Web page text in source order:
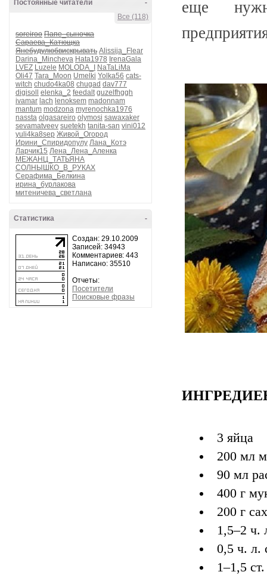
-
Постоянные читатели
Все (118)
soreiroo Папе_сыночка
Сараева_Катющка
Янебудулюбвискрывать Alissija_Flear
Darina_Mincheva Hata1978 IrenaGala
LVEZ Luzele MOLODA_I
NaTaLiMa
Oli47 Tara_Moon Umelki Yolka56 cats-
witch chudo4ka08 chugad dav777
digisoll
elenka_2 feedalt guzelfhggh
ivamar lach lenoksem madonnam
mantum modzona myrenochka1976
nassta olgasareiro olymosi sawaxaker
sevamatveev suetekh tanita-san vini012
yuli4ka8sep Живой_Огород
Ирини_Спиридопулу Лана_Котэ
Ларчик15 Лена_Лена_Аленка
МЕЖАНЦ_ТАТЬЯНА
СОЛНЫШКО_В_РУКАХ
Серафима_Белкина
ирина_бурлакова
митеничева_светлана
-
Статистика
Создан: 29.10.2009
Записей: 34943
Комментариев: 443
Написано: 35510
Отчеты:
Посетители
Поисковые фразы
еще
3 яйца
200 мл
90 мл
400 г
200 г
1,5–2 ч.
0,5 ч. л.
1–1,5